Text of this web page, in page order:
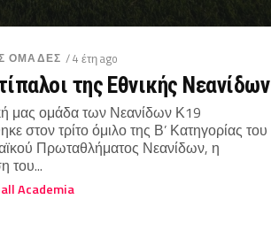
ΟΜΑΔΕΣ / 4 έτη ago
της Εθνικής Νεανίδων
μας ομάδα των Νεανίδων Κ19
στον τρίτο όμιλο της Β’ Κατηγορίας του
Πρωταθλήματος Νεανίδων, η
του...
Academia